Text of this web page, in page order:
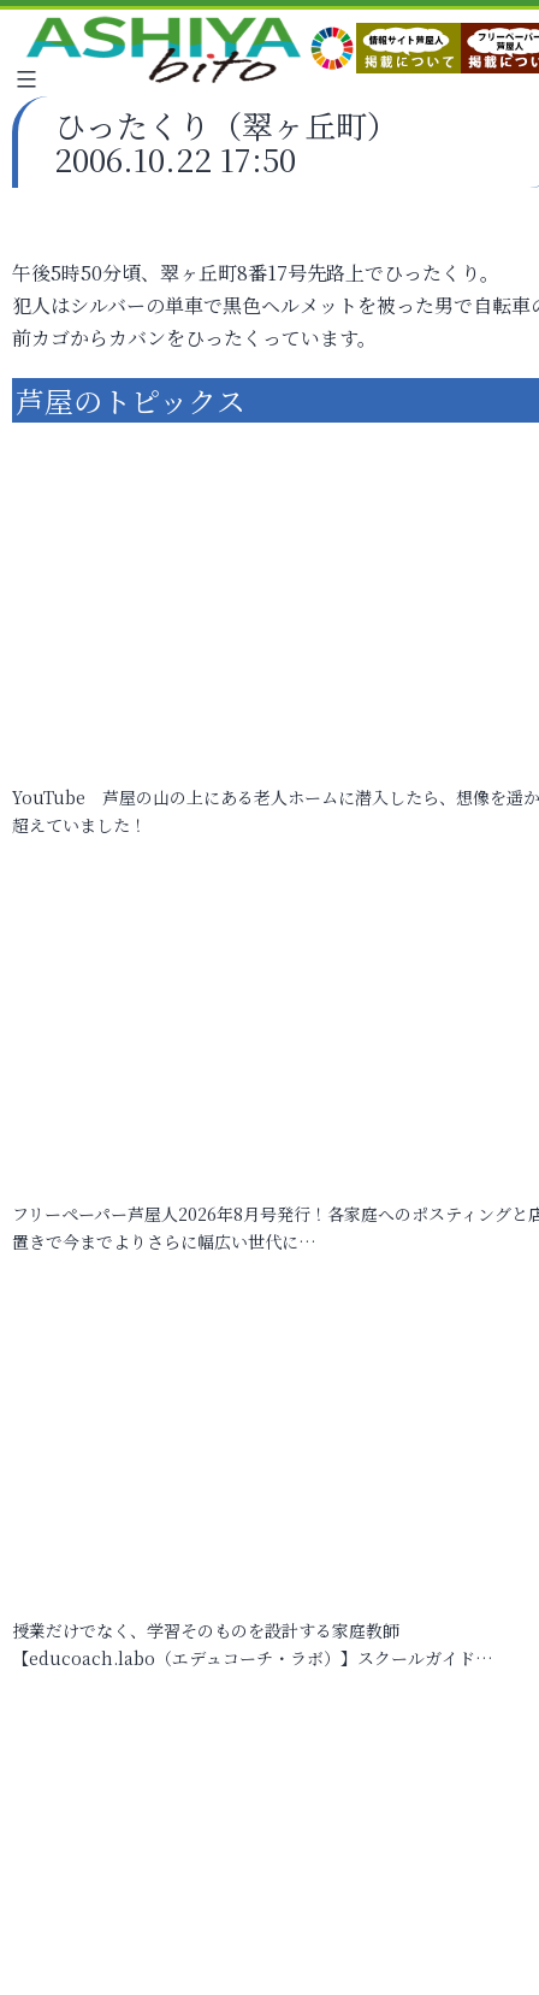
ひったくり（翠ヶ丘町）
2006.10.22 17:50
午後5時50分頃、翠ヶ丘町8番17号先路上でひったくり。
犯人はシルバーの単車で黒色ヘルメットを被った男で自転車
前カゴからカバンをひったくっています。
芦屋のトピックス
YouTube 芦屋の山の上にある老人ホームに潜入したら、想像を遥
超えていました！
フリーペーパー芦屋人2026年8月号発行！各家庭へのポスティングと
置きで今までよりさらに幅広い世代に…
授業だけでなく、学習そのものを設計する家庭教師
【educoach.labo（エデュコーチ・ラボ）】スクールガイド…